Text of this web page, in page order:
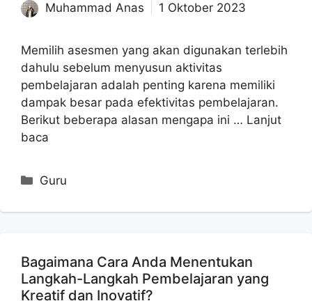
Muhammad Anas 1 Oktober 2023
Memilih asesmen yang akan digunakan terlebih
dahulu sebelum menyusun aktivitas
pembelajaran adalah penting karena memiliki
dampak besar pada efektivitas pembelajaran.
Berikut beberapa alasan mengapa ini … Lanjut
baca
Kategori
Guru
Bagaimana Cara Anda Menentukan
Langkah-Langkah Pembelajaran yang
Kreatif dan Inovatif?